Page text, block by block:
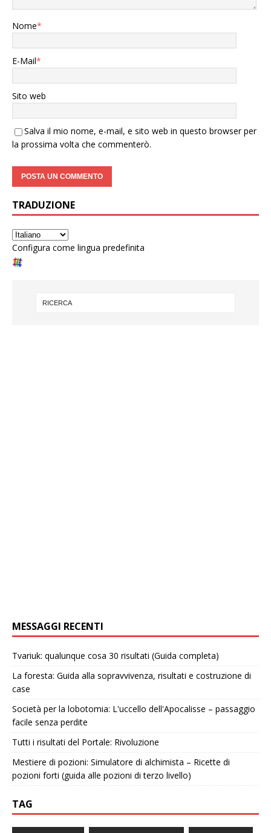
Nome*
E-Mail*
Sito web
Salva il mio nome, e-mail, e sito web in questo browser per
la prossima volta che commenterò.
TRADUZIONE
Configura come lingua predefinita
MESSAGGI RECENTI
Tvariuk: qualunque cosa 30 risultati (Guida completa)
La foresta: Guida alla sopravvivenza, risultati e costruzione di
case
Società per la lobotomia: L'uccello dell'Apocalisse – passaggio
facile senza perdite
Tutti i risultati del Portale: Rivoluzione
Mestiere di pozioni: Simulatore di alchimista – Ricette di
pozioni forti (guida alle pozioni di terzo livello)
TAG